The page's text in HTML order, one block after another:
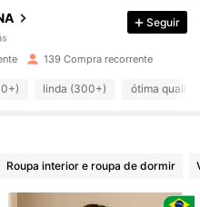
Seguir
139 Compra recorrente
linda (300+) ótima
Roupa interior e roupa de dormir